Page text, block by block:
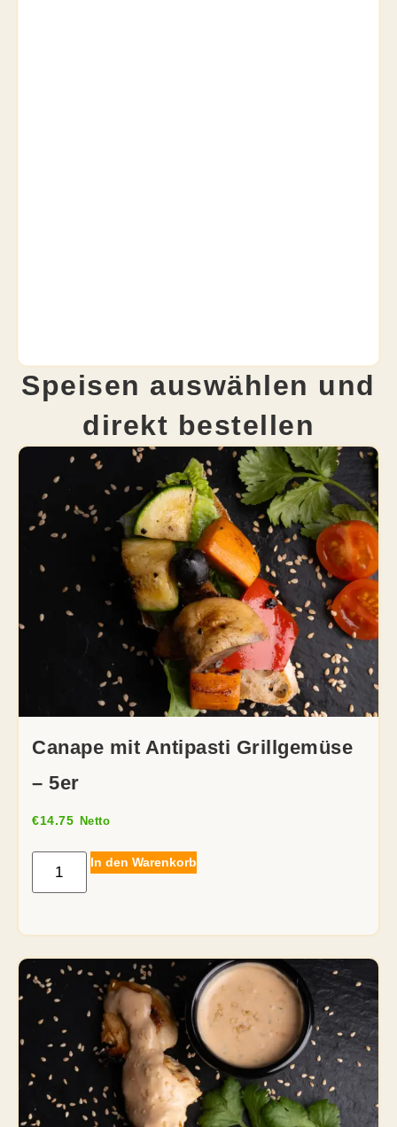
Speisen auswählen und
direkt bestellen
Canape mit Antipasti Grillgemüse
– 5er
€14.75 Netto
In den Warenkorb